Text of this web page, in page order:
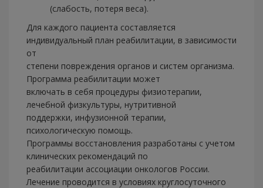
(слабость, потеря веса).
Для каждого пациента составляется
индивидуальный план реабилитации, в зависимости
от
степени повреждения органов и систем организма.
Программа реабилитации может
включать в себя процедуры физиотерапии,
лечебной физкультуры, нутритивной
поддержки, инфузионной терапии,
психологическую помощь.
Программы восстановления разработаны с учетом
клинических рекомендаций по
реабилитации ассоциации онкологов России.
Лечение проводится в условиях круглосуточного